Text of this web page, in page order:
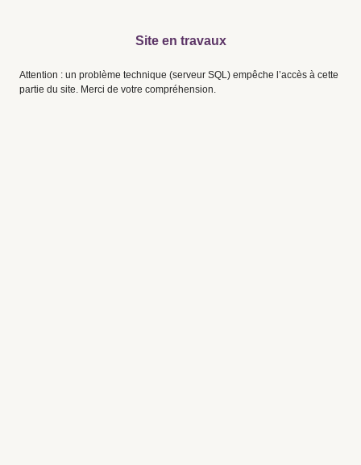
Site en travaux
Attention : un problème technique (serveur SQL) empêche l’accès à cette
partie du site. Merci de votre compréhension.